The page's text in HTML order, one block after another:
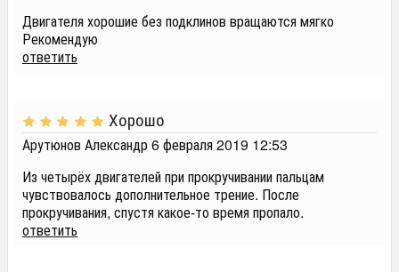
Двигателя хорошие без подклинов вращаются мягко
Рекомендую
ответить
Хорошо
Арутюнов Александр6 февраля 2019 12:53
Из четырёх двигателей при прокручивании пальцам
чувствовалось дополнительное трение. После
прокручивания, спустя какое-то время пропало.
ответить